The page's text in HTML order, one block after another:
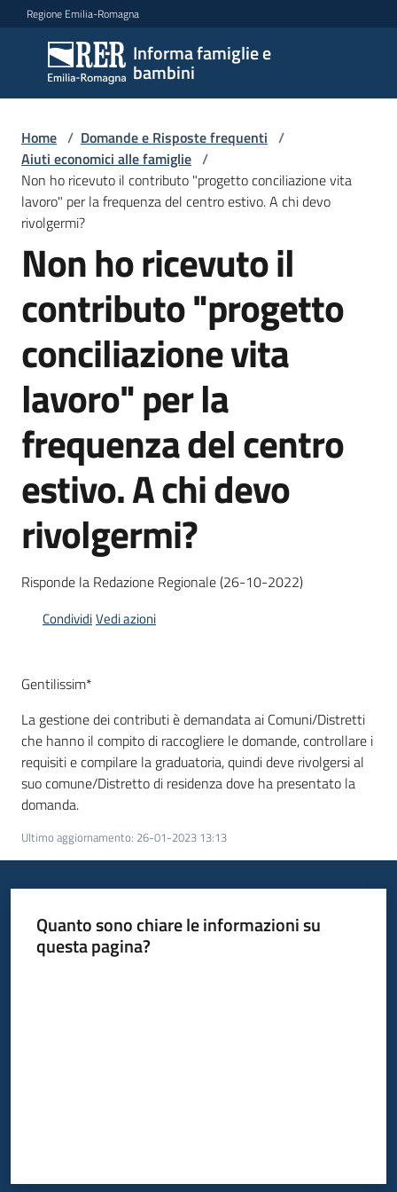
Vai al contenuto
Vai alla navigazione
Vai al footer
Regione Emilia-Romagna
Informa famiglie e
bambini
Informa
famiglie
e
bambini
Argomenti
Servizi
Centri
per
le
famiglie
Informazioni
locali
Newsletter
Home / Domande e Risposte frequenti /
Aiuti economici alle famiglie /
Non ho ricevuto il contributo "progetto conciliazione vita
lavoro" per la frequenza del centro estivo. A chi devo
rivolgermi?
Non ho ricevuto il
contributo "progetto
conciliazione vita
lavoro" per la
frequenza del centro
estivo. A chi devo
rivolgermi?
Risponde la Redazione Regionale (26-10-2022)
CondividiVedi azioni
Gentilissim*
La gestione dei contributi è demandata ai Comuni/Distretti
che hanno il compito di raccogliere le domande, controllare i
requisiti e compilare la graduatoria, quindi deve rivolgersi al
suo comune/Distretto di residenza dove ha presentato la
domanda.
Ultimo aggiornamento: 26-01-2023 13:13
Quanto sono chiare le informazioni su
questa pagina?